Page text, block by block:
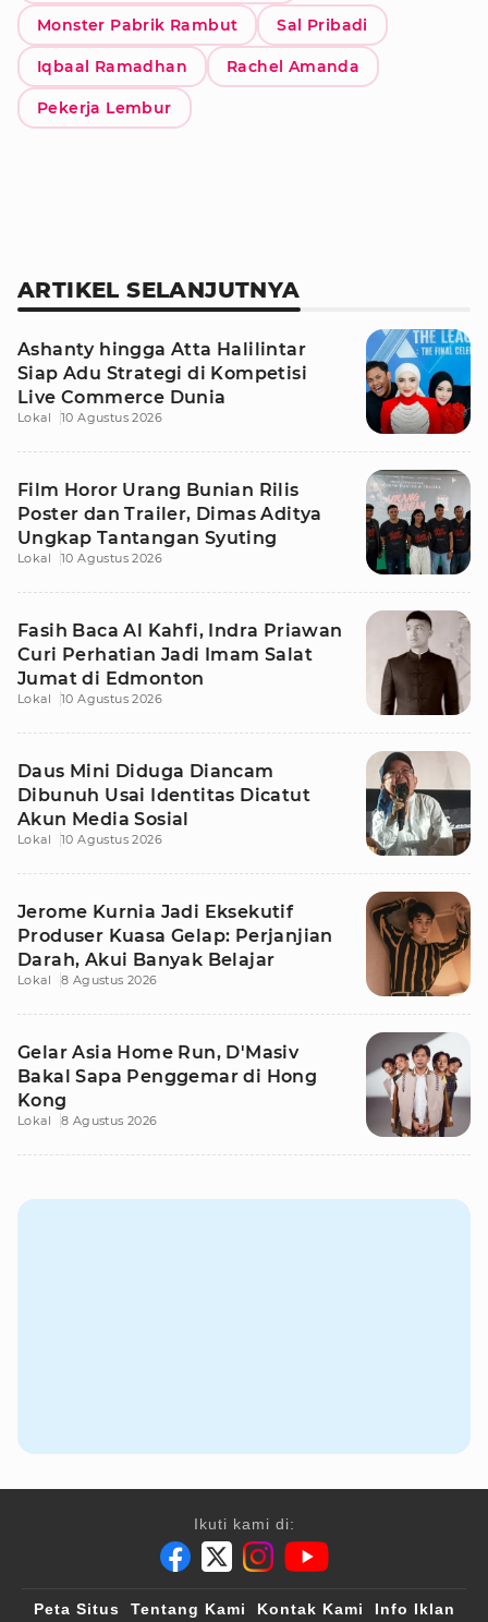
Monster Pabrik Rambut Sal Pribadi
Iqbaal Ramadhan Rachel Amanda
Pekerja Lembur
ARTIKEL SELANJUTNYA
Ashanty hingga Atta Halilintar
Siap Adu Strategi di Kompetisi
Live Commerce Dunia
Lokal 10 Agustus 2026
Film Horor Urang Bunian Rilis
Poster dan Trailer, Dimas Aditya
Ungkap Tantangan Syuting
Lokal 10 Agustus 2026
Fasih Baca Al Kahfi, Indra Priawan
Curi Perhatian Jadi Imam Salat
Jumat di Edmonton
Lokal 10 Agustus 2026
Daus Mini Diduga Diancam
Dibunuh Usai Identitas Dicatut
Akun Media Sosial
Lokal 10 Agustus 2026
Jerome Kurnia Jadi Eksekutif
Produser Kuasa Gelap: Perjanjian
Darah, Akui Banyak Belajar
Lokal 8 Agustus 2026
Gelar Asia Home Run, D'Masiv
Bakal Sapa Penggemar di Hong
Kong
Lokal 8 Agustus 2026
Ikuti kami di:
Peta Situs Tentang Kami Kontak Kami Info Iklan